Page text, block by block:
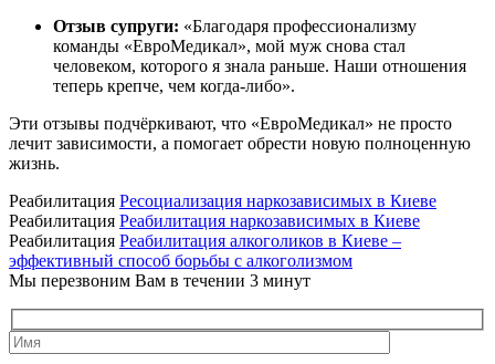
Отзыв супруги: «Благодаря профессионализму
команды «ЕвроМедикал», мой муж снова стал
человеком, которого я знала раньше. Наши отношения
теперь крепче, чем когда-либо».
Эти отзывы подчёркивают, что «ЕвроМедикал» не просто
лечит зависимости, а помогает обрести новую полноценную
жизнь.
Реабилитация Ресоциализация наркозависимых в Киеве
Реабилитация Реабилитация наркозависимых в Киеве
Реабилитация Реабилитация алкоголиков в Киеве –
эффективный способ борьбы с алкоголизмом
Мы перезвоним Вам в течении 3 минут